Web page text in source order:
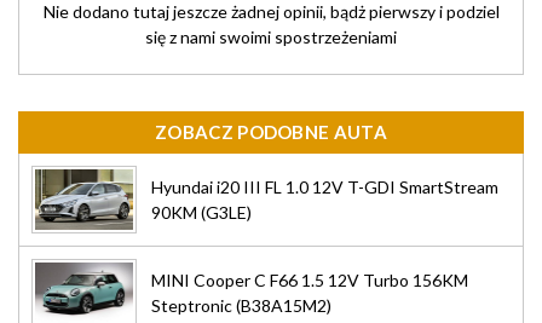
Nie dodano tutaj jeszcze żadnej opinii, bądż pierwszy i podziel
się z nami swoimi spostrzeżeniami
ZOBACZ PODOBNE AUTA
Hyundai i20 III FL 1.0 12V T-GDI SmartStream
90KM (G3LE)
MINI Cooper C F66 1.5 12V Turbo 156KM
Steptronic (B38A15M2)